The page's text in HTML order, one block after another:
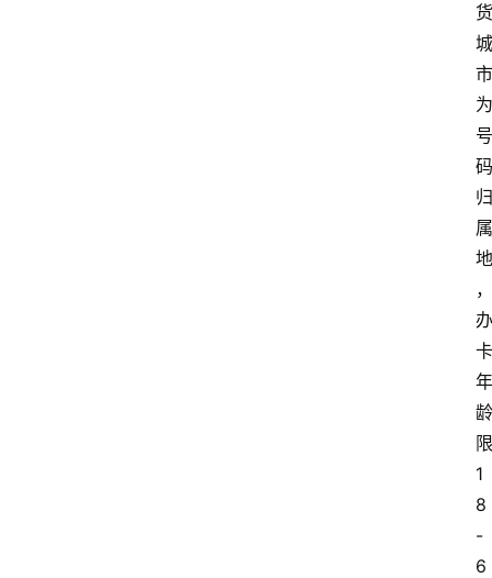
货
城
市
为
号
码
归
属
地
，
办
卡
年
龄
限
1
8
-
6